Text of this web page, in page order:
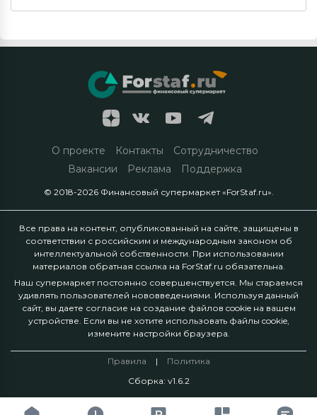
О проекте Контакты
Сотрудничество
Вакансии
Реклама Поддержка
© 2018-2026 Финансовый супермаркет «ForStaf.ru».
Все права на контент, опубликованный на сайте, защищены в
соответствии с российским и международным законом об
интеллектуальной собственности. При использовании
материалов обратная ссылка на ForStaf.ru обязательна.
Наш супермаркет постоянно совершенствуется. Мы стараемся
удивлять пользователей нововведениями. Используя данный
сайт, вы даете согласие на создание файлов cookie на вашем
устройстве. Если вы не хотите использовать файлы cookie,
измените настройки браузера.
Правила |
Политика
Сборка: v1.6.2